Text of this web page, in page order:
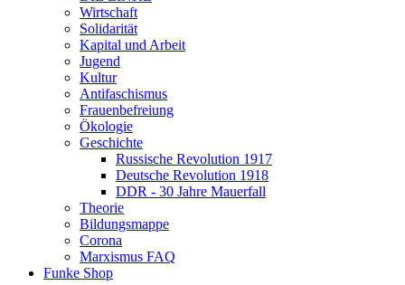
Wirtschaft
Solidarität
Kapital und Arbeit
Jugend
Kultur
Antifaschismus
Frauenbefreiung
Ökologie
Geschichte
Russische Revolution 1917
Deutsche Revolution 1918
DDR - 30 Jahre Mauerfall
Theorie
Bildungsmappe
Corona
Marxismus FAQ
Funke Shop